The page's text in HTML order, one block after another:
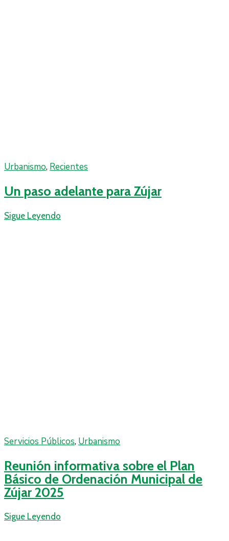
Urbanismo‚ Recientes
Un paso adelante para Zújar
Sigue Leyendo
Servicios Públicos‚ Urbanismo
Reunión informativa sobre el Plan
Básico de Ordenación Municipal de
Zújar 2025
Sigue Leyendo